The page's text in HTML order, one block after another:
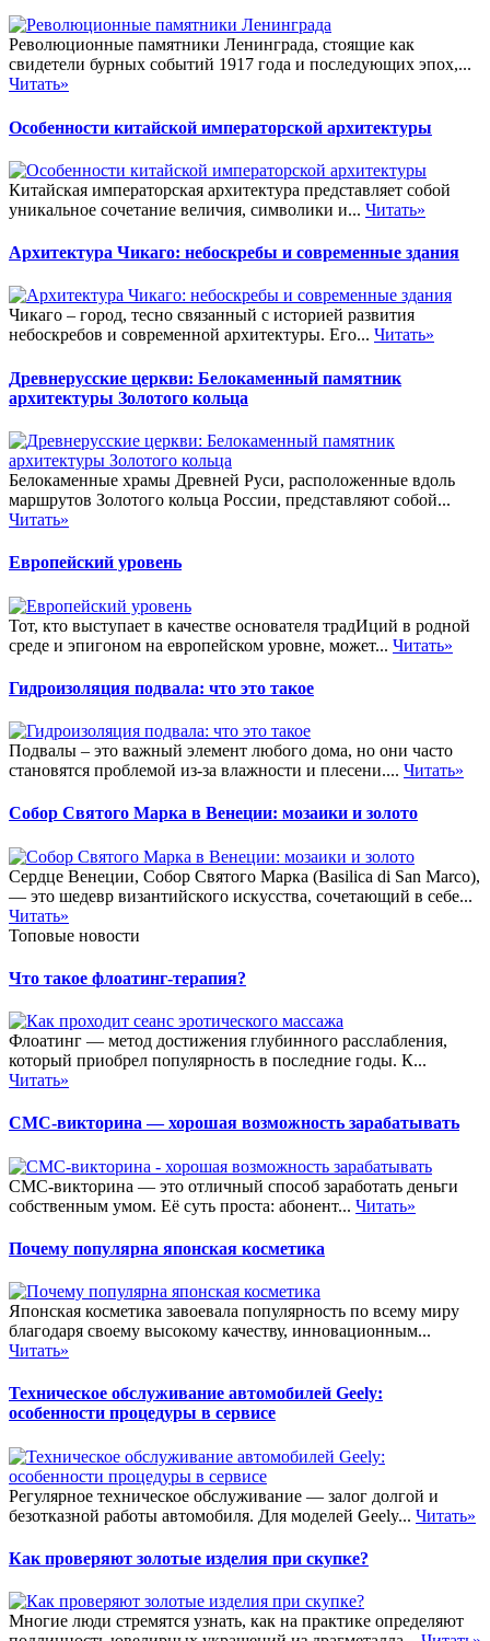
Революционные памятники Ленинграда, стоящие как
свидетели бурных событий 1917 года и последующих эпох,...
Читать»
Особенности китайской императорской архитектуры
Китайская императорская архитектура представляет собой
уникальное сочетание величия, символики и... Читать»
Архитектура Чикаго: небоскребы и современные здания
Чикаго – город, тесно связанный с историей развития
небоскребов и современной архитектуры. Его... Читать»
Древнерусские церкви: Белокаменный памятник
архитектуры Золотого кольца
Белокаменные храмы Древней Руси, расположенные вдоль
маршрутов Золотого кольца России, представляют собой...
Читать»
Европейский уровень
Тот, кто выступает в качестве основателя традИций в родной
среде и эпигоном на европейском уровне, может... Читать»
Гидроизоляция подвала: что это такое
Подвалы – это важный элемент любого дома, но они часто
становятся проблемой из-за влажности и плесени.... Читать»
Собор Святого Марка в Венеции: мозаики и золото
Сердце Венеции, Собор Святого Марка (Basilica di San Marco),
— это шедевр византийского искусства, сочетающий в себе...
Читать»
Топовые новости
Что такое флоатинг-терапия?
Флоатинг — метод достижения глубинного расслабления,
который приобрел популярность в последние годы. К...
Читать»
СМС-викторина — хорошая возможность зарабатывать
СМС-викторина — это отличный способ заработать деньги
собственным умом. Её суть проста: абонент... Читать»
Почему популярна японская косметика
Японская косметика завоевала популярность по всему миру
благодаря своему высокому качеству, инновационным...
Читать»
Техническое обслуживание автомобилей Geely:
особенности процедуры в сервисе
Регулярное техническое обслуживание — залог долгой и
безотказной работы автомобиля. Для моделей Geely... Читать»
Как проверяют золотые изделия при скупке?
Многие люди стремятся узнать, как на практике определяют